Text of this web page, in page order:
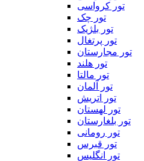
تور کرواسی
تور چک
تور بلژیک
تور پرتغال
تور مجارستان
تور هلند
تور مالتا
تور آلمان
تور اتریش
تور لهستان
تور بلغارستان
تور رومانی
تور قبرس
تور انگلیس